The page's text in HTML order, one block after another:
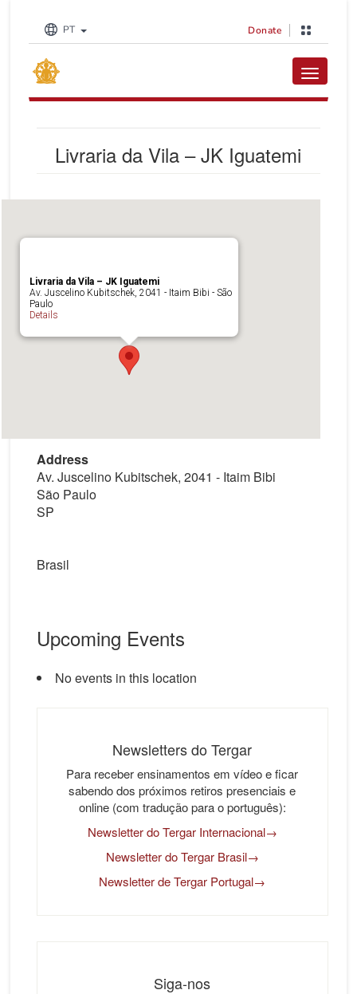
PT Donate
Toggle
Livraria da Vila – JK Iguatemi
Livraria da Vila – JK Iguatemi
Av. Juscelino Kubitschek, 2041 - Itaim Bibi - São
Paulo
Details
Address
Av. Juscelino Kubitschek, 2041 - Itaim Bibi
São Paulo
SP
Brasil
Upcoming Events
No events in this location
Newsletters do Tergar
Para receber ensinamentos em vídeo e ficar
sabendo dos próximos retiros presenciais e
online (com tradução para o português):
Newsletter do Tergar Internacional→
Newsletter do Tergar Brasil→
Newsletter de Tergar Portugal→
Siga-nos